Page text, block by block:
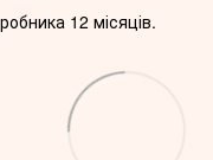
12 місяців.